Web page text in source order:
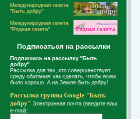
Международная газета
"Быть добру"
Международная газета
"Родная газета"
Подписаться на рассылки
Подпишись на рассылку "Быть
добру"
Рассылка для тех, кто совершенствует
среду обитания: как сделать, чтобы всем
было хорошо. А на Земле быть добру!
Рассылка группы Google "Быть
добру" Электронная почта (введите ваш
e-mail):